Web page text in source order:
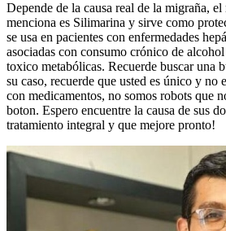
Depende de la causa real de la migraña,
menciona es Silimarina y sirve como
se usa en pacientes con enfermedades
asociadas con consumo crónico de
toxico metabólicas. Recuerde buscar una
su caso, recuerde que usted es único y no
con medicamentos, no somos robots que
boton. Espero encuentre la causa de sus
tratamiento integral y que mejore pronto!